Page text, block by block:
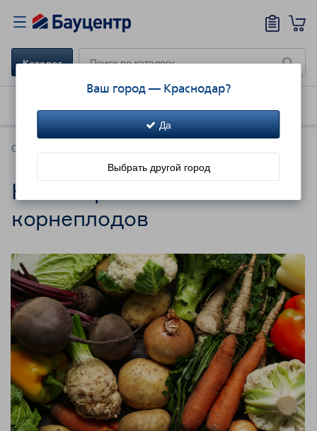
Ваш город — Краснодар?
Да
Выбрать другой город
Каталог
Советы
Как выбрать семена
корнеплодов